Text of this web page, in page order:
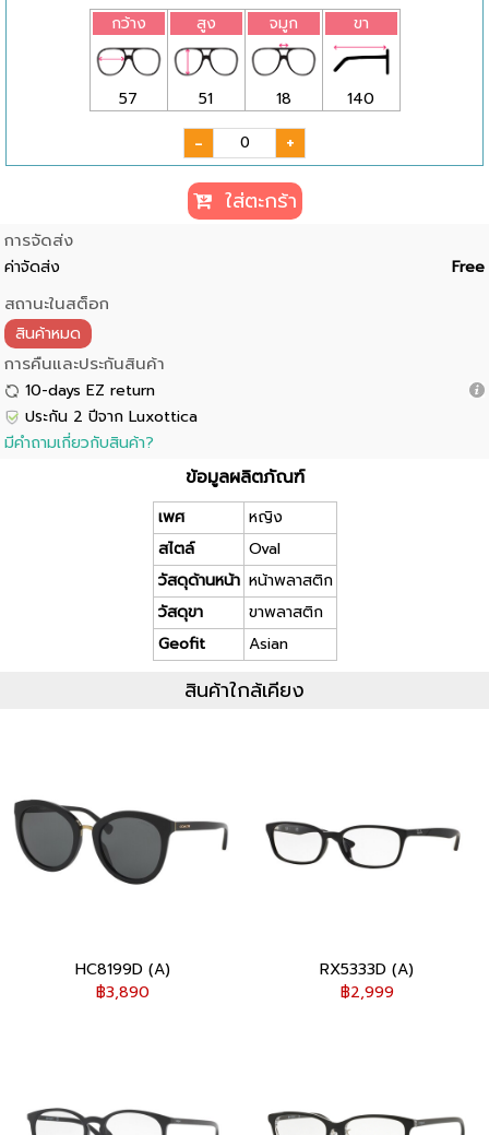
กว้าง
57
สูง
51
จมูก
18
ขา
140
- +
ใส่ตะกร้า
การจัดส่ง
ค่าจัดส่ง Free
สถานะในสต็อก
สินค้าหมด
การคืนและประกันสินค้า
10-days EZ return
ประกัน 2 ปีจาก Luxottica
มีคำถามเกี่ยวกับสินค้า?
ข้อมูลผลิตภัณฑ์
เพศ
หญิง
สไตล์
Oval
วัสดุด้านหน้า หน้าพลาสติก
วัสดุขา
ขาพลาสติก
Geofit
Asian
สินค้าใกล้เคียง
HC8199D (A)
฿3,890
RX5333D (A)
฿2,999